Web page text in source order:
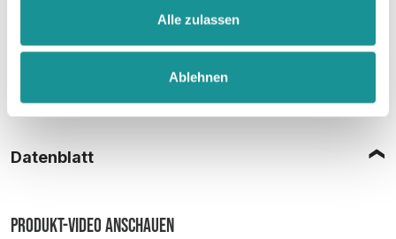
Alle zulassen
Ablehnen
Größentabelle
Datenblatt
Produkt-Video anschauen